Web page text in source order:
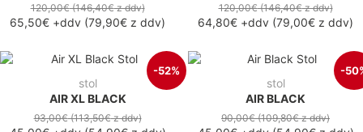
120,00€(146,40€z ddv)
65,50€ +ddv (79,90€ z ddv)
120,00€(146,40€z ddv)
64,80€ +ddv (79,00€ z ddv)
-52%
stol
AIR XL BLACK
93,00€(113,50€z ddv)
-
stol
AIR BLACK
90,00€(109,80€z ddv)